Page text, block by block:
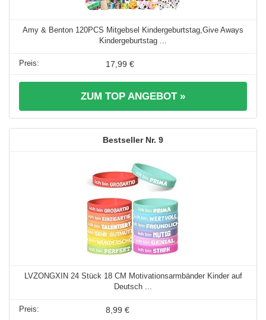
Amy & Benton 120PCS Mitgebsel Kindergeburtstag,Give Aways
Kindergeburtstag ...
17,99 €
ZUM TOP ANGEBOT »
9
LVZONGXIN 24 Stück 18 CM Motivationsarmbänder Kinder auf
Deutsch ...
8,99 €